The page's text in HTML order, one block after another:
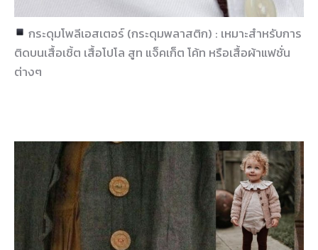
กระดุมโพลีเอสเตอร์ (กระดุมพลาสติก) : เหมาะสำหรับการ
ติดบนเสื้อเชิ้ต เสื้อโปโล สูท แจ็คเก็ต โค้ท หรือเสื้อผ้าแฟชั่น
ต่างๆ